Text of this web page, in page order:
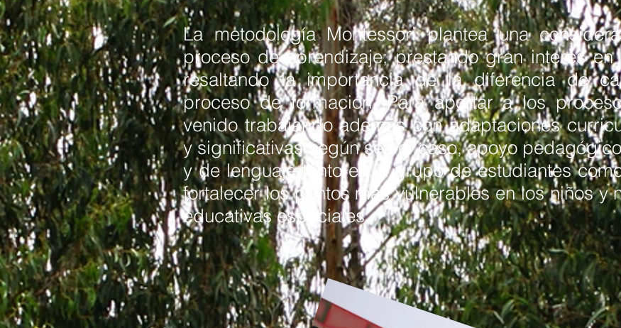
La metodología Montessori plantea una
proceso de aprendizaje; prestando gran interés
resaltando la importancia de la diferencia de
proceso de formación. Para aportar a los
venido trabajando además con adaptaciones
y significativas según sea el caso, apoyo
y de lenguaje tanto en el grupo de estudiantes
fortalecer los puntos más vulnerables en los niños y
educativas especiales.